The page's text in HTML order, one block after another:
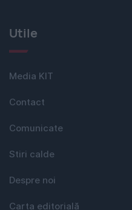
Utile
Media KIT
Contact
Comunicate
Stiri calde
Despre noi
Carta editorială